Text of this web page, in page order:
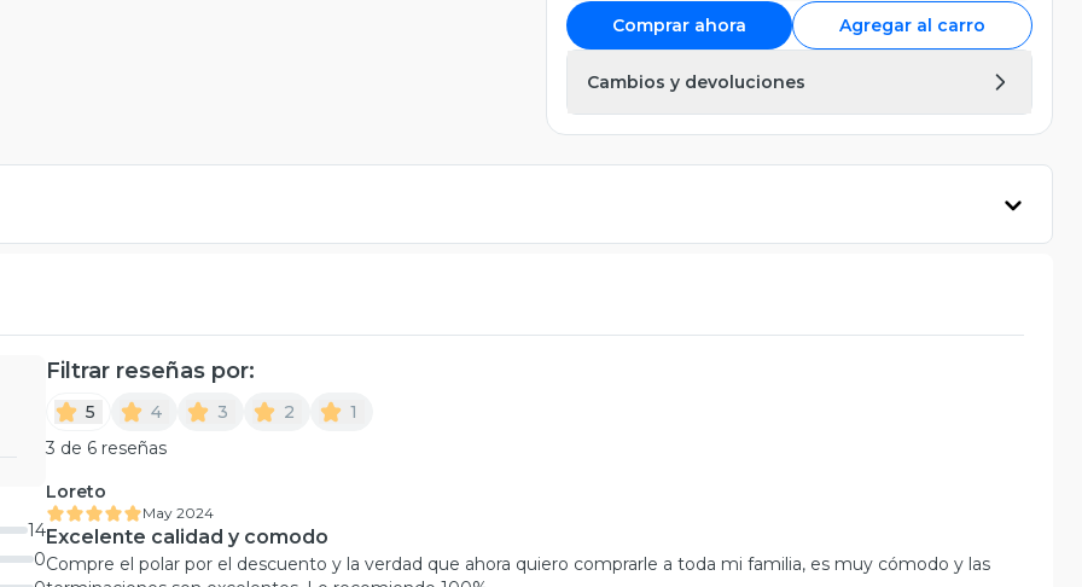
Comprar ahora Agregar al carro
Cambios y devoluciones
14
0
Filtrar reseñas por:
5 4 3 2
1
3 de 6 reseñas
Loreto
May 2024
Excelente calidad y comodo
Compre el polar por el descuento y la verdad que ahora quiero comprarle a toda mi familia, es muy cómodo y las